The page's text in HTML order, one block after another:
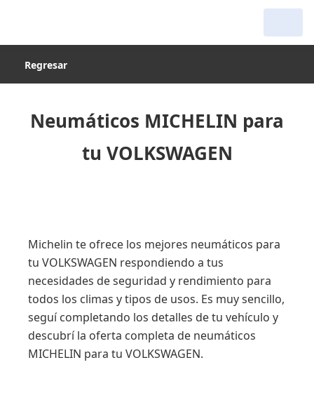
Regresar
Neumáticos MICHELIN para
tu VOLKSWAGEN
Michelin te ofrece los mejores neumáticos para
tu VOLKSWAGEN respondiendo a tus
necesidades de seguridad y rendimiento para
todos los climas y tipos de usos. Es muy sencillo,
seguí completando los detalles de tu vehículo y
descubrí la oferta completa de neumáticos
MICHELIN para tu VOLKSWAGEN.